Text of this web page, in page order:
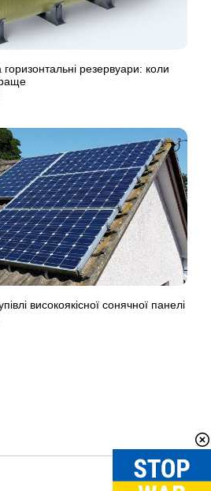
горизонтальні резервуари: коли
високоякісної сонячної панелі